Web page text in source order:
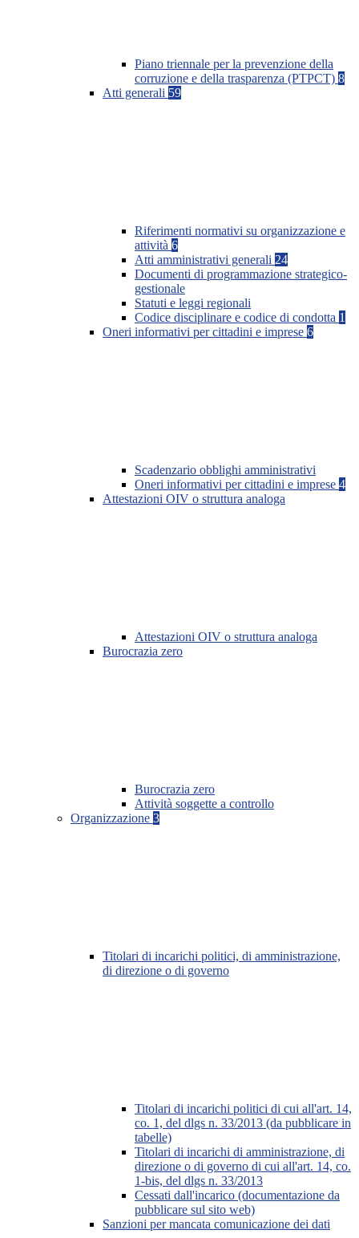
Piano triennale per la prevenzione della
corruzione e della trasparenza (PTPCT) 8
Atti generali 59
Riferimenti normativi su organizzazione e
attività 6
Atti amministrativi generali 24
Documenti di programmazione strategico-
gestionale
Statuti e leggi regionali
Codice disciplinare e codice di condotta 1
Oneri informativi per cittadini e imprese 6
Scadenzario obblighi amministrativi
Oneri informativi per cittadini e imprese 4
Attestazioni OIV o struttura analoga
Attestazioni OIV o struttura analoga
Burocrazia zero
Burocrazia zero
Attività soggette a controllo
Organizzazione 3
Titolari di incarichi politici, di amministrazione,
di direzione o di governo
Titolari di incarichi politici di cui all'art. 14,
co. 1, del dlgs n. 33/2013 (da pubblicare in
tabelle)
Titolari di incarichi di amministrazione, di
direzione o di governo di cui all'art. 14, co.
1-bis, del dlgs n. 33/2013
Cessati dall'incarico (documentazione da
pubblicare sul sito web)
Sanzioni per mancata comunicazione dei dati